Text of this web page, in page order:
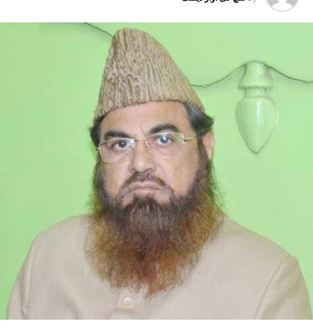
889 POLICE PERSONNEL UNDER ITS NEW TRANSFER AND
POSTING POLICY. ACCORDING TO OFFICIALS
DELHI POLICE HAS TRANSFERRED 4
THIS MAJOR ADMINISTRATIVE RESHUFFLE INCLUDES 3
آسامیاں جلد ہوں گی پر ،ایل جی نے لیا جائزہ
دہلی این سی آر کوکیا جائے گا 3 زون میں تقسیم